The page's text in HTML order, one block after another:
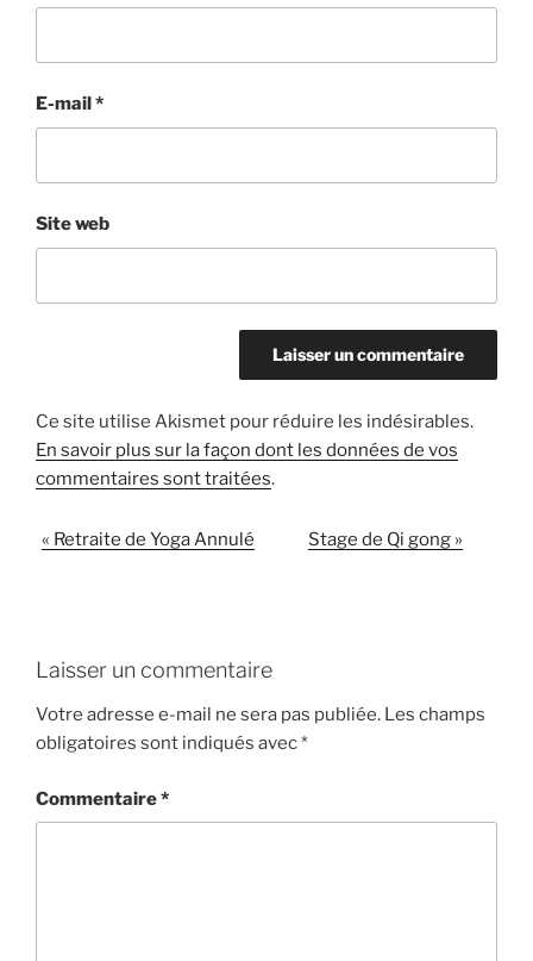
E-mail*
Site web
Ce site utilise Akismet pour réduire les indésirables.
En savoir plus sur la façon dont les données de vos
commentaires sont traitées.
N
g
t
i
n
« Retraite de Yoga Annulé Stage de Qi gong »
Laisser un commentaire
Votre adresse e-mail ne sera pas publiée. Les champs
obligatoires sont indiqués avec*
Commentaire*